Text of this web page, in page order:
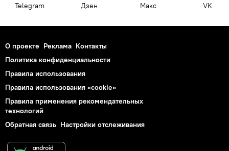
Telegram Дзен Макс VK
О проекте Реклама Контакты
Политика конфиденциальности
Правила использования
Правила использования «cookie»
Правила применения рекомендательных
технологий
Обратная связь Настройки отслеживания